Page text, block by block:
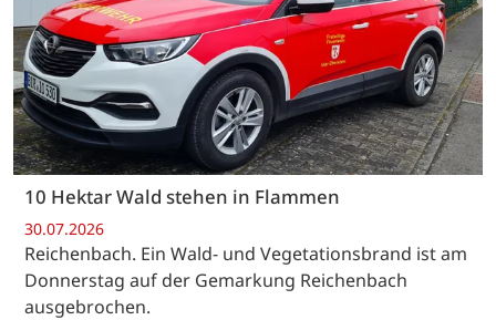
10 Hektar Wald stehen in Flammen
30.07.2026
Reichenbach. Ein Wald- und Vegetationsbrand ist am
Donnerstag auf der Gemarkung Reichenbach
ausgebrochen.